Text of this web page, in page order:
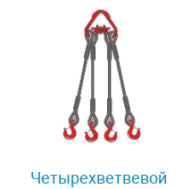
Четырехветвевой